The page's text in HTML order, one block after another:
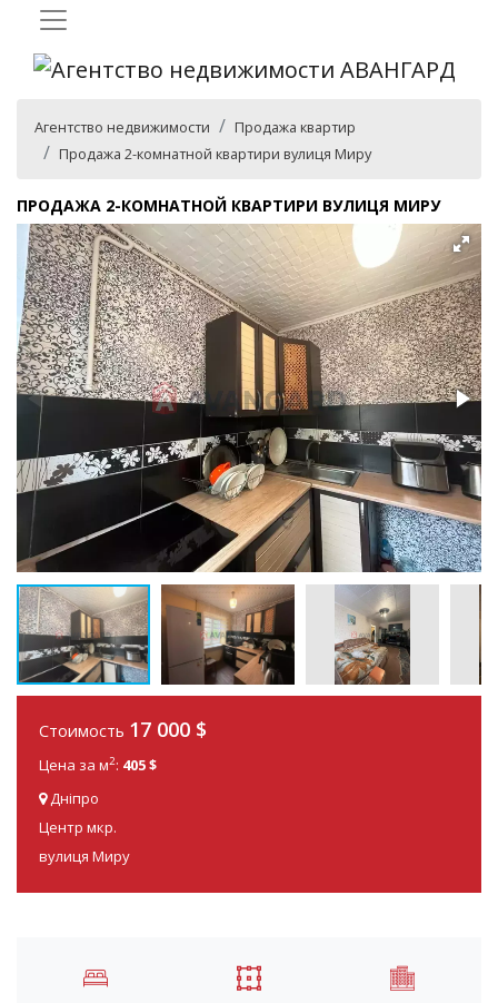
Агентство недвижимости
Продажа квартир
Продажа 2-комнатной квартири вулиця Миру
ПРОДАЖА 2-КОМНАТНОЙ КВАРТИРИ ВУЛИЦЯ МИРУ
Стоимость 17 000 $
Цена за м2: 405 $
Дніпро
Центр мкр.
вулиця Миру